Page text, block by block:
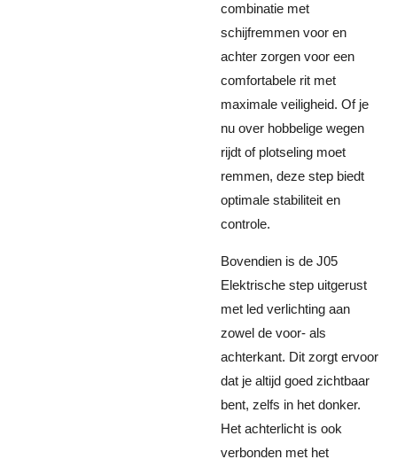
combinatie met
schijfremmen voor en
achter zorgen voor een
comfortabele rit met
maximale veiligheid. Of je
nu over hobbelige wegen
rijdt of plotseling moet
remmen, deze step biedt
optimale stabiliteit en
controle.
Bovendien is de J05
Elektrische step uitgerust
met led verlichting aan
zowel de voor- als
achterkant. Dit zorgt ervoor
dat je altijd goed zichtbaar
bent, zelfs in het donker.
Het achterlicht is ook
verbonden met het